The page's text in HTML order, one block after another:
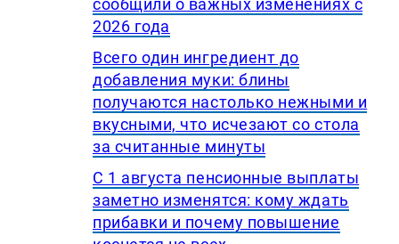
сообщили о важных изменениях с
2026 года
Всего один ингредиент до
добавления муки: блины
получаются настолько нежными и
вкусными, что исчезают со стола
за считанные минуты
С 1 августа пенсионные выплаты
заметно изменятся: кому ждать
прибавки и почему повышение